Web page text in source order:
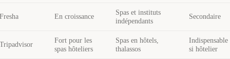
Fresha En croissance
Spas et instituts
indépendants
Secondaire
Tripadvisor
Fort pour les
spas hôteliers
Spas en hôtels,
thalassos
Indispensable
si hôtelier